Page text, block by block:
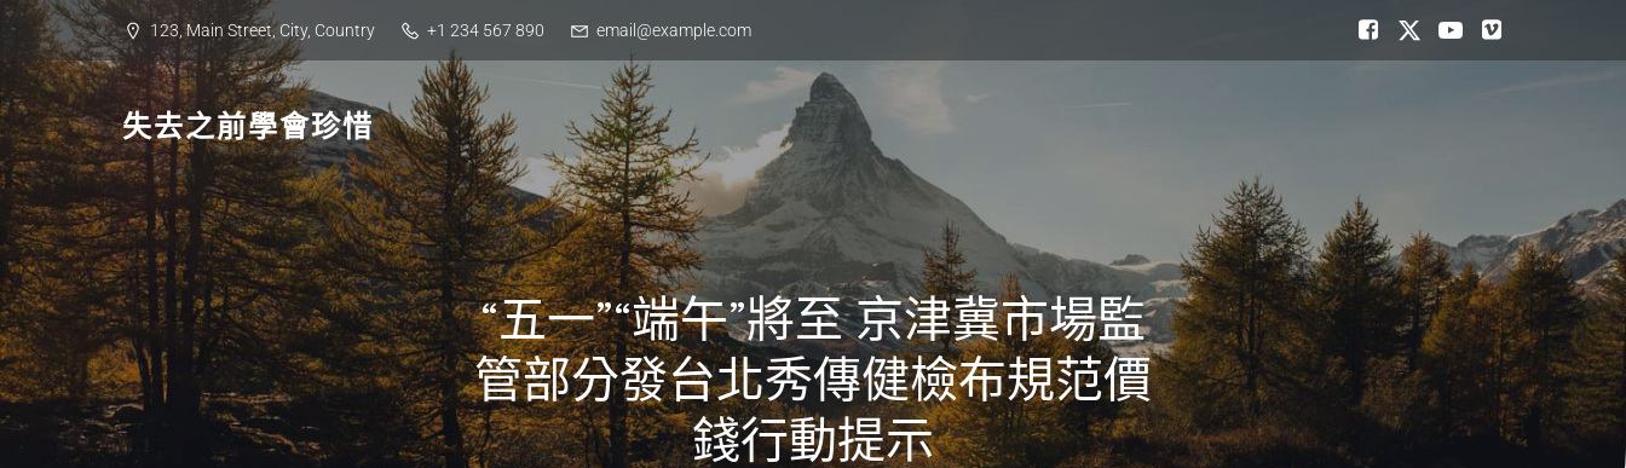
Skip
to
content
123, Main Street, City, Country +1 234 567 890 email@example.com
失去之前學會珍惜
“五一”“端午”將至 京津冀市場監
管部分發台北秀傳健檢布規范價
錢行動提示